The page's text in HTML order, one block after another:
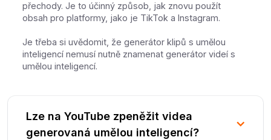
přechody. Je to účinný způsob, jak znovu použít
obsah pro platformy, jako je TikTok a Instagram.
Je třeba si uvědomit, že generátor klipů s umělou
inteligencí nemusí nutně znamenat generátor videí s
umělou inteligencí.
Lze na YouTube zpeněžit videa
generovaná umělou inteligencí?